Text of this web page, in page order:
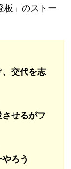
」のストー
、交代を志
せるがフ
ろう